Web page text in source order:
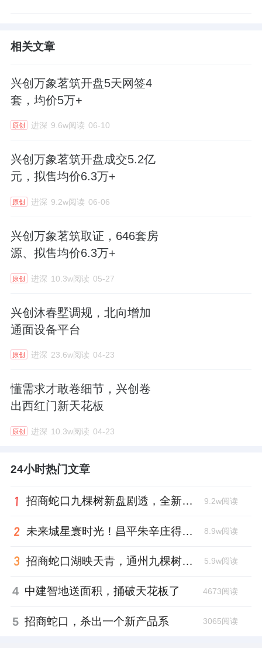
相关文章
兴创万象茗筑开盘5天网签4
套，均价5万+
原创 进深 9.6w阅读 06-10
兴创万象茗筑开盘成交5.2亿
元，拟售均价6.3万+
原创 进深 9.2w阅读 06-06
兴创万象茗筑取证，646套房
源、拟售均价6.3万+
原创 进深 10.3w阅读 05-27
兴创沐春墅调规，北向增加
通面设备平台
原创 进深 23.6w阅读 04-23
懂需求才敢卷细节，兴创卷
出西红门新天花板
原创 进深 10.3w阅读 04-23
24小时热门文章
招商蛇口九棵树新盘剧透，全新产品系宋风大宅 9.2w阅读
未来城星寰时光！昌平朱辛庄得房率天花板 8.9w阅读
招商蛇口湖映天青，通州九棵树首座宋韵新盘亮相 5.9w阅读
4 中建智地送面积，捅破天花板了 4673阅读
5 招商蛇口，杀出一个新产品系 3065阅读